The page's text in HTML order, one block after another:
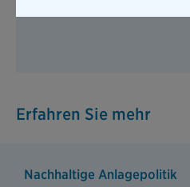
Erfahren Sie mehr
Nachhaltige Anlagepolitik